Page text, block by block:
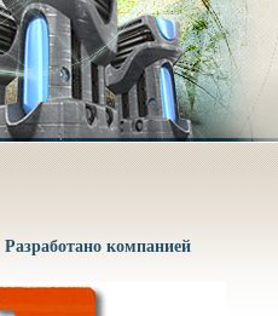
компанией